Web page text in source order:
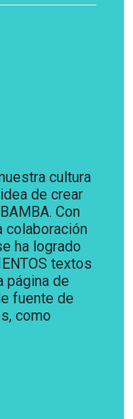
cultura
de crear
Con
colaboración
ha logrado
textos
página de
fuente de
como